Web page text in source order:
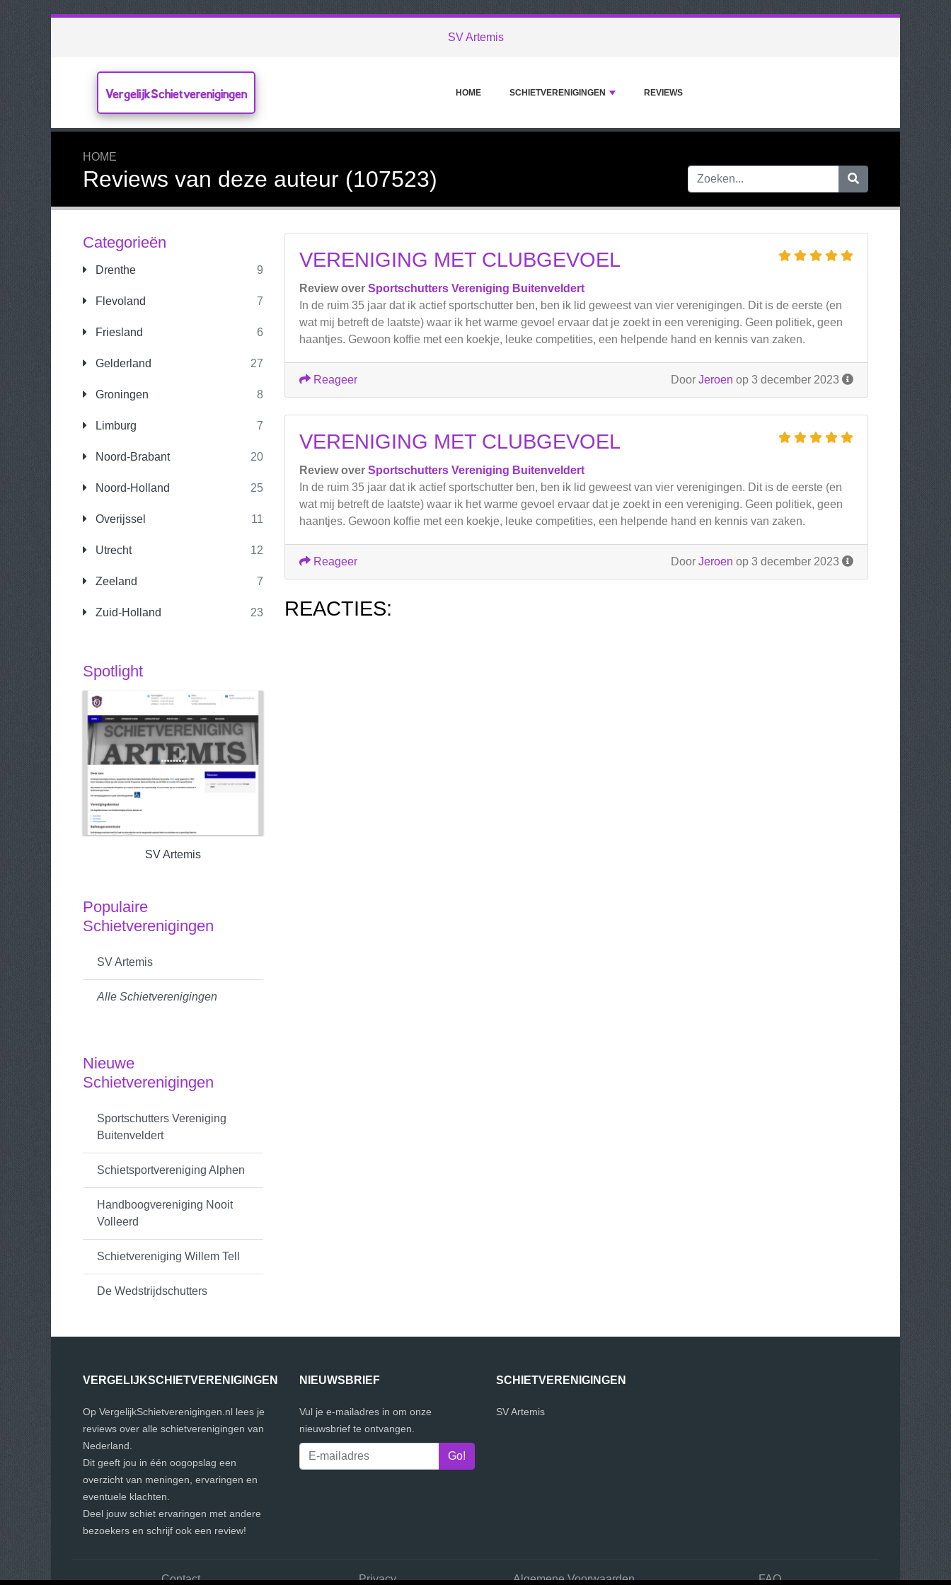
SV Artemis
VergelijkSchietverenigingen HOME SCHIETVERENIGINGEN REVIEWS
HOME
Reviews van deze auteur (107523)
Categorieën
Drenthe 9
Flevoland 7
Friesland 6
Gelderland 27
Groningen 8
Limburg 7
Noord-Brabant 20
Noord-Holland 25
Overijssel 11
Utrecht 12
Zeeland 7
Zuid-Holland 23
Spotlight
SV Artemis
Populaire
Schietverenigingen
SV Artemis
Alle Schietverenigingen
Nieuwe
Schietverenigingen
Sportschutters Vereniging
Buitenveldert
Schietsportvereniging Alphen
Handboogvereniging Nooit
Volleerd
Schietvereniging Willem Tell
De Wedstrijdschutters
VERENIGING MET CLUBGEVOEL
Review over Sportschutters Vereniging Buitenveldert
In de ruim 35 jaar dat ik actief sportschutter ben, ben ik lid geweest van vier verenigingen. Dit is de eerste (en
wat mij betreft de laatste) waar ik het warme gevoel ervaar dat je zoekt in een vereniging. Geen politiek, geen
haantjes. Gewoon koffie met een koekje, leuke competities, een helpende hand en kennis van zaken.
Door Jeroen op 3 december 2023
Reageer
VERENIGING MET CLUBGEVOEL
Review over Sportschutters Vereniging Buitenveldert
In de ruim 35 jaar dat ik actief sportschutter ben, ben ik lid geweest van vier verenigingen. Dit is de eerste (en
wat mij betreft de laatste) waar ik het warme gevoel ervaar dat je zoekt in een vereniging. Geen politiek, geen
haantjes. Gewoon koffie met een koekje, leuke competities, een helpende hand en kennis van zaken.
Door Jeroen op 3 december 2023
Reageer
REACTIES:
VERGELIJKSCHIETVERENIGINGEN
Op VergelijkSchietverenigingen.nl lees je
reviews over alle schietverenigingen van
Nederland.
Dit geeft jou in één oogopslag een
overzicht van meningen, ervaringen en
eventuele klachten.
Deel jouw schiet ervaringen met andere
bezoekers en schrijf ook een review!
NIEUWSBRIEF
Vul je e-mailadres in om onze
nieuwsbrief te ontvangen.
SCHIETVERENIGINGEN
SV Artemis
Contact Privacy Algemene Voorwaarden FAQ